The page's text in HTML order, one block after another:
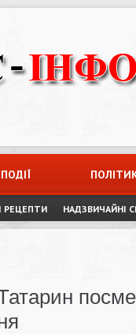
ПОДІЇ
РЕЦЕПТИ НАДЗВИЧАЙНІ